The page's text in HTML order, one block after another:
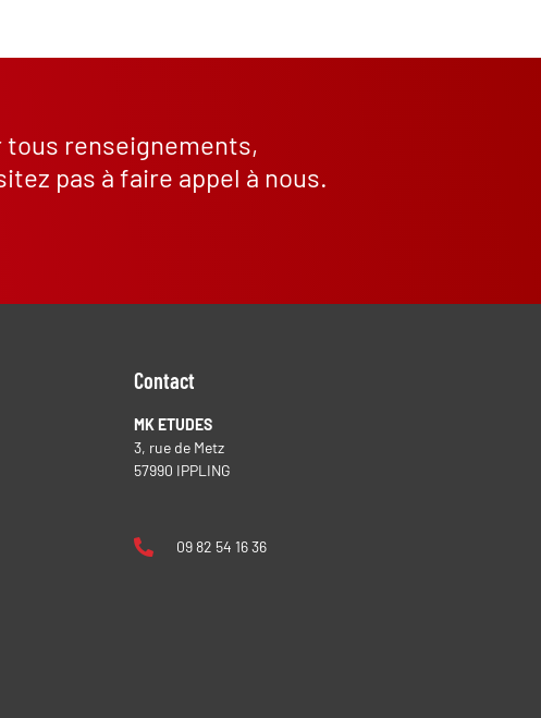
tous renseignements,
pas à faire appel à nous.
Contact
MK ETUDES
3, rue de Metz
57990 IPPLING
09 82 54 16 36